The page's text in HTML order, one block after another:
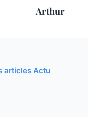
Arthur
articles Actu